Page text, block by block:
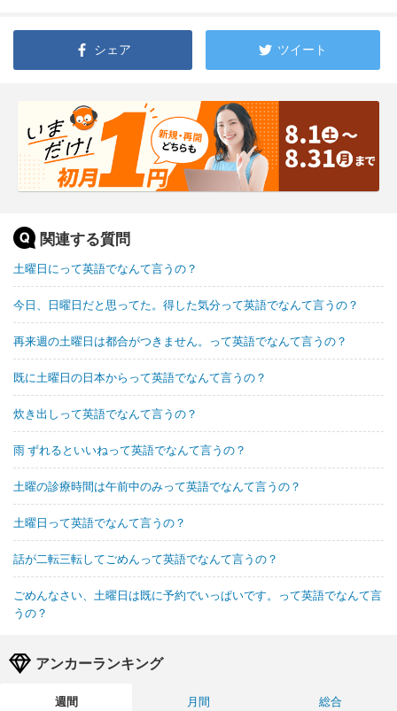
シェア ツイート
関連する質問
土曜日にって英語でなんて言うの？
今日、日曜日だと思ってた。得した気分って英語でなんて言うの？
再来週の土曜日は都合がつきません。って英語でなんて言うの？
既に土曜日の日本からって英語でなんて言うの？
炊き出しって英語でなんて言うの？
雨 ずれるといいねって英語でなんて言うの？
土曜の診療時間は午前中のみって英語でなんて言うの？
土曜日って英語でなんて言うの？
話が二転三転してごめんって英語でなんて言うの？
ごめんなさい、土曜日は既に予約でいっぱいです。って英語でなんて言
うの？
アンカーランキング
週間 月間
総合